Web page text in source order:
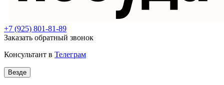
+7 (925) 801-81-89
Заказать обратный звонок
Консультант в Телеграм
Везде